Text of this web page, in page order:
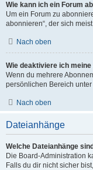
Wie kann ich ein Forum
Um ein Forum zu
abonnieren“, der sich
Nach oben
Wie deaktiviere ich
Wenn du mehrere
persönlichen Bereich unter
Nach oben
Dateianhänge
Welche Dateianhänge
Die Board-Administration
Falls du dir nicht sicher